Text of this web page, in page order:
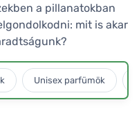
a pillanatokban
mit is akar
Unisex parfümök